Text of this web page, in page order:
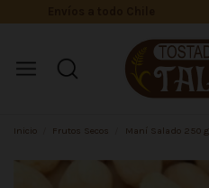
Inicio Frutos Secos Maní Salado 250 g